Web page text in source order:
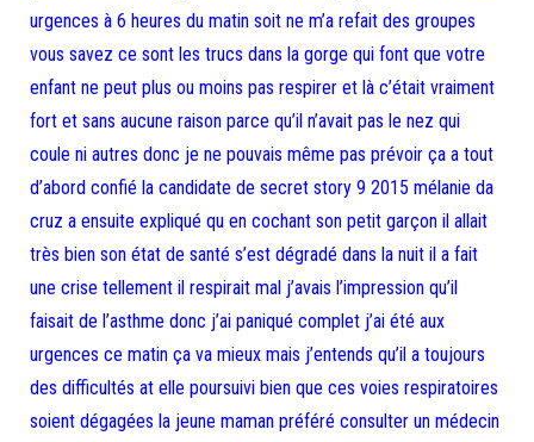
urgences à 6 heures du matin soit ne m’a refait des groupes
vous savez ce sont les trucs dans la gorge qui font que votre
enfant ne peut plus ou moins pas respirer et là c’était vraiment
fort et sans aucune raison parce qu’il n’avait pas le nez qui
coule ni autres donc je ne pouvais même pas prévoir ça a tout
d’abord confié la candidate de secret story 9 2015 mélanie da
cruz a ensuite expliqué qu en cochant son petit garçon il allait
très bien son état de santé s’est dégradé dans la nuit il a fait
une crise tellement il respirait mal j’avais l’impression qu’il
faisait de l’asthme donc j’ai paniqué complet j’ai été aux
urgences ce matin ça va mieux mais j’entends qu’il a toujours
des difficultés at elle poursuivi bien que ces voies respiratoires
soient dégagées la jeune maman préféré consulter un médecin